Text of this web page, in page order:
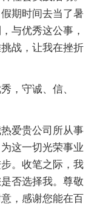
期时间去当了暑
与优秀这公事，
战，让我在挫折
，守诚、信、
爱贵公司所从事
这一切光荣事业
。收笔之际，我
否选择我。尊敬
，感谢您能在百